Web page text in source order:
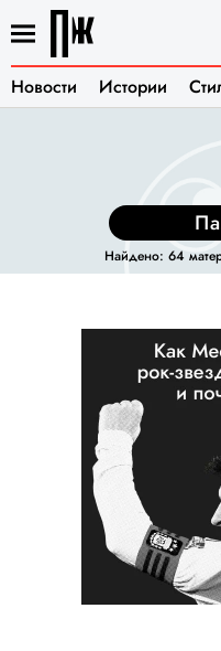
Новости Истории
Найдено: 64